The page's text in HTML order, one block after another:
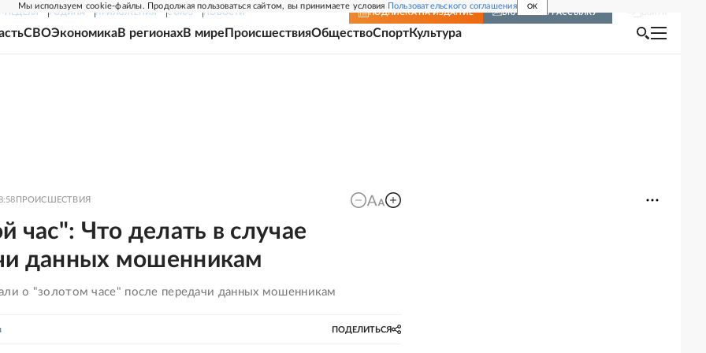
Мы используем cookie-файлы. Продолжая пользоваться сайтом, вы принимаете условия Пользовательского соглашения OK
НЕДЕЛЯ РОДИНА ПРИЛОЖЕНИЯ СОЮЗ НОВОСТИ ПОДПИСКА НА ИЗДАНИЕ ВКЛЮЧИТЬ РАССЫЛКУ
СВОЭкономикаВ регионахВ мире ПроисшествияОбществоСпортКультура
ПРОИСШЕСТВИЯ
час": Что делать в случае
данных мошенникам
о "золотом часе" после передачи данных мошенникам
ПОДЕЛИТЬСЯ